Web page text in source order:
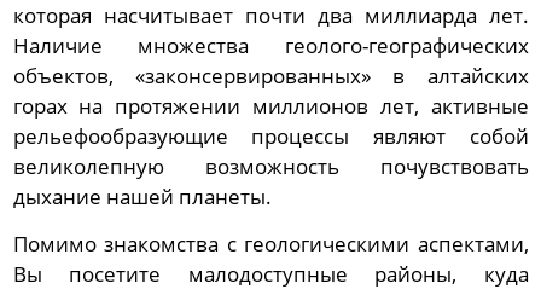
которая насчитывает почти два миллиарда лет.
Наличие множества геолого-географических
объектов, «законсервированных» в алтайских
горах на протяжении миллионов лет, активные
рельефообразующие процессы являют собой
великолепную возможность почувствовать
дыхание нашей планеты.
Помимо знакомства с геологическими аспектами,
Вы посетите малодоступные районы, куда